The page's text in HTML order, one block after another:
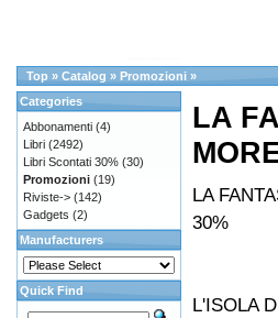
Top » Catalog » Promozioni »
LA
LA
30%
L'ISOLA
Categories
Abbonamenti (4)
Libri (2492)
Libri Scontati 30% (30)
Promozioni (19)
Riviste-> (142)
Gadgets (2)
Manufacturers
Quick Find